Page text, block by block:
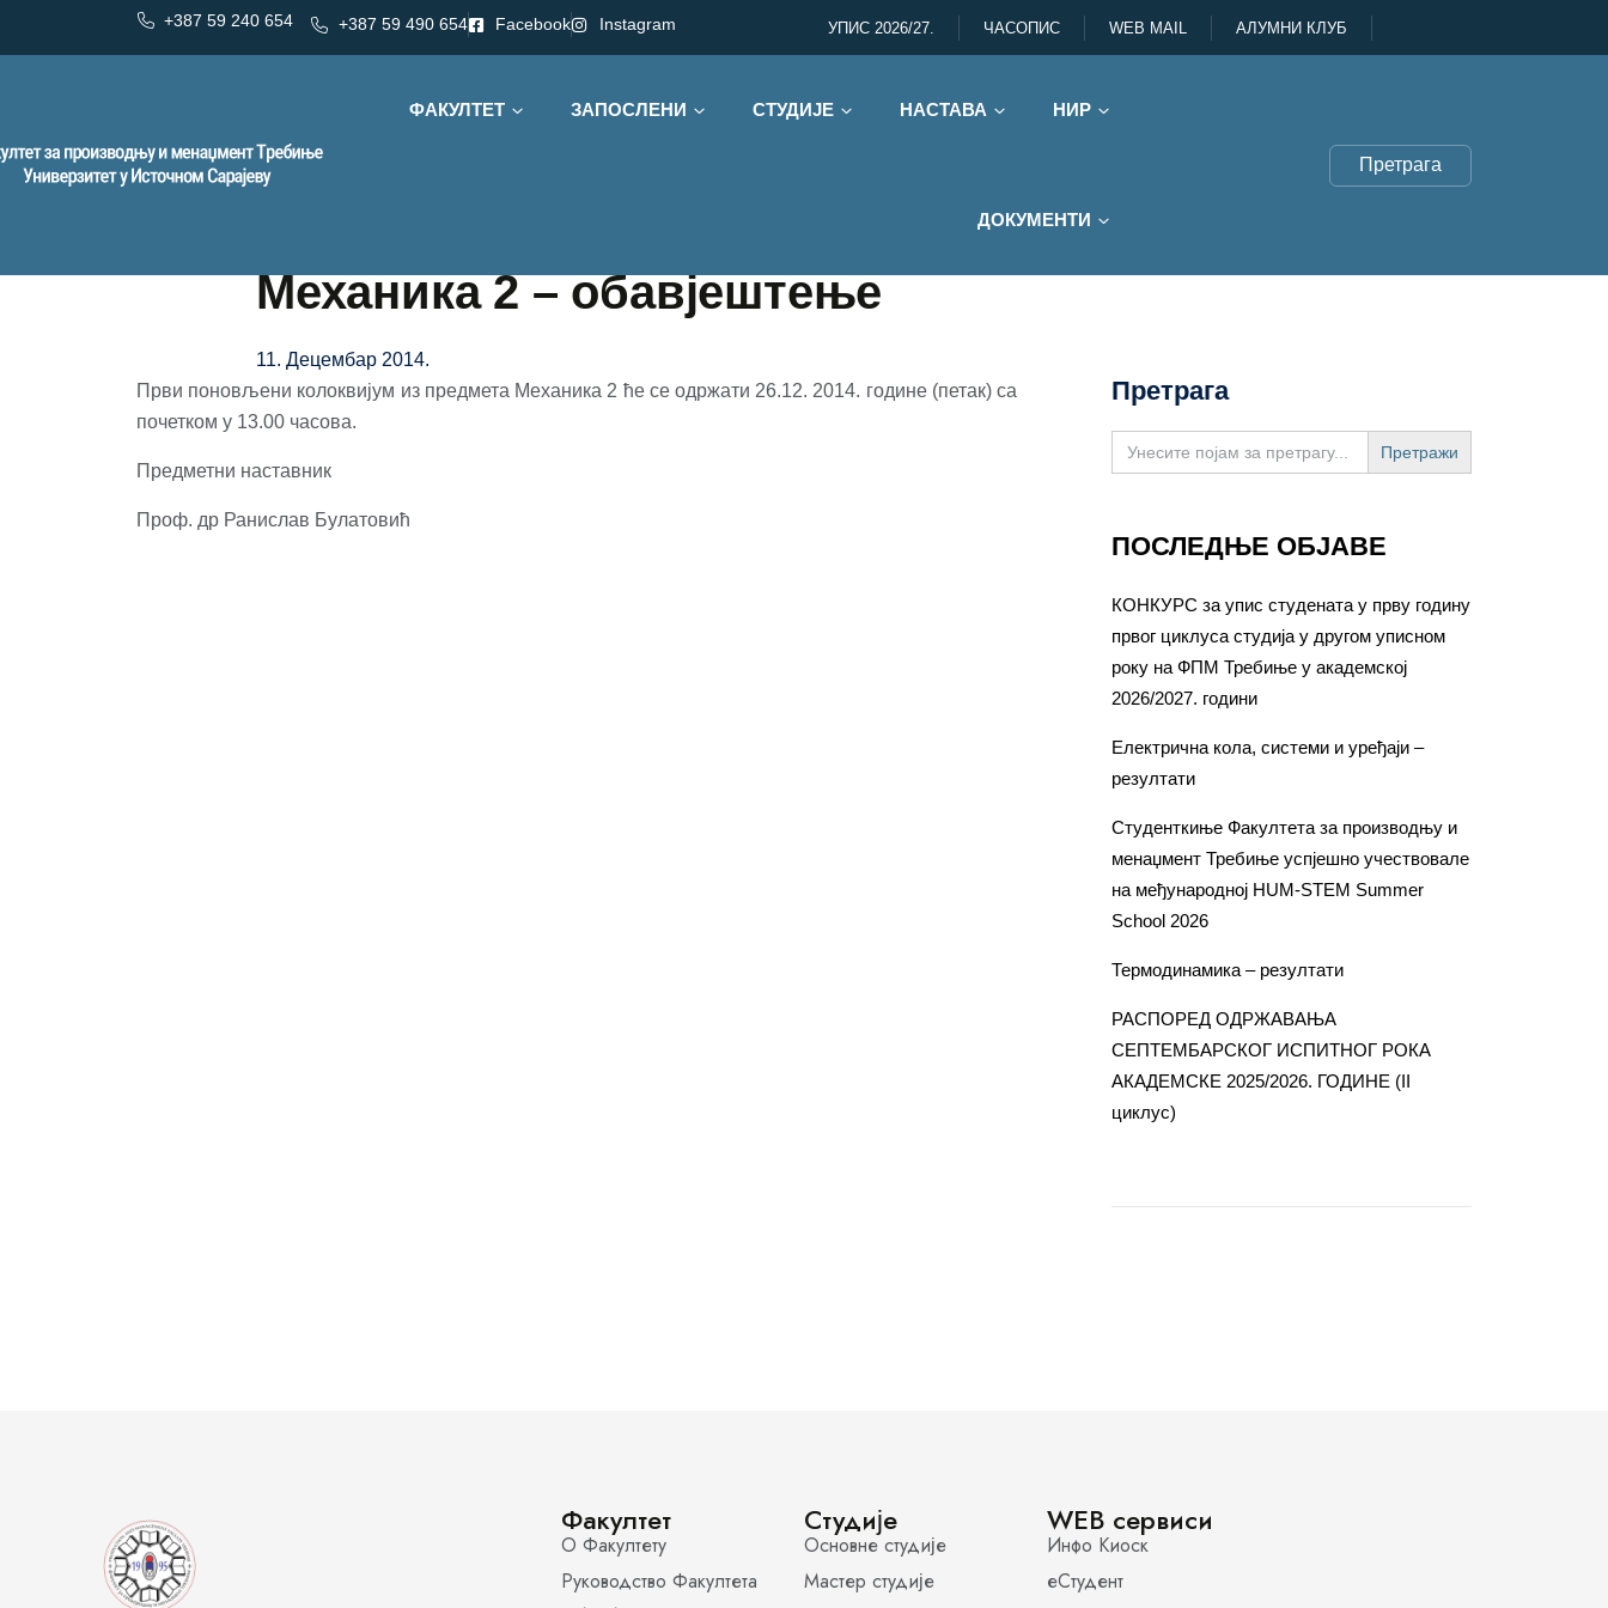
+387 59 240 654 +387 59 490 654 Facebook Instagram УПИС 2026/27. ЧАСОПИС WEB MAIL АЛУМНИ КЛУБ
ФАКУЛТЕТ ЗАПОСЛЕНИ СТУДИЈЕ НАСТАВА НИР
ДОКУМЕНТИ
Претрага
Механика 2 – обавјештење
11. Децембар 2014.
Први поновљени колоквијум из предмета Meханика 2 ће се одржати 26.12. 2014. године (петак) са
почетком у 13.00 часова.
Предметни наставник
Проф. др Ранислав Булатовић
Претрага
Search
for:
ПОСЛЕДЊЕ ОБЈАВЕ
КОНКУРС за упис студената у прву годину
првог циклуса студија у другом уписном
року на ФПМ Требиње у академској
2026/2027. години
Електрична кола, системи и уређаји –
резултати
Студенткиње Факултета за производњу и
менаџмент Требиње успјешно учествовале
на међународној HUM-STEM Summer
School 2026
Термодинамика – резултати
РАСПОРЕД ОДРЖАВАЊА
СЕПТЕМБАРСКОГ ИСПИТНОГ РОКА
АКАДЕМСКЕ 2025/2026. ГОДИНЕ (II
циклус)
Факултет
О Факултету
Руководство Факултета
Студије
Основне студије
Мастер студије
WEB сервиси
Инфо Киоск
еСтудент